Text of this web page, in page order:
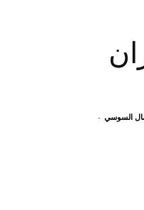
السوسي -